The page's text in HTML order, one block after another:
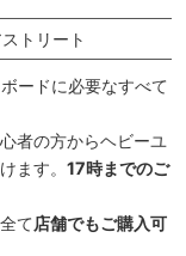
トリート
ードに必要なすべて
者の方からヘビーユ
ます。 17時までのご
て店舗でもご購入可